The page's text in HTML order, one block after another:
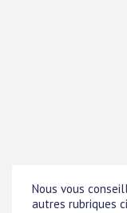
Nous vous
autres rubriques